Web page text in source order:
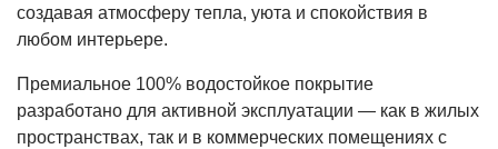
создавая атмосферу тепла, уюта и спокойствия в
любом интерьере.
Премиальное 100% водостойкое покрытие
разработано для активной эксплуатации — как в жилых
пространствах, так и в коммерческих помещениях с